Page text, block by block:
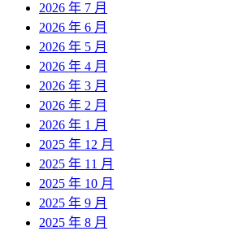
2026 年 7 月
2026 年 6 月
2026 年 5 月
2026 年 4 月
2026 年 3 月
2026 年 2 月
2026 年 1 月
2025 年 12 月
2025 年 11 月
2025 年 10 月
2025 年 9 月
2025 年 8 月